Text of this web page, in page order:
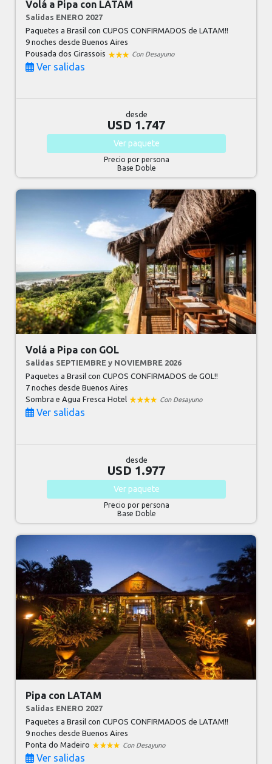
Volá a Pipa con LATAM
Salidas ENERO 2027
Paquetes a Brasil con CUPOS CONFIRMADOS de LATAM!!
9 nochesdesde Buenos Aires
Pousada dos Girassois
Con Desayuno
Ver salidas
desde
USD 1.747
Ver paquete
Precio por persona
Base Doble
Volá a Pipa con GOL
Salidas SEPTIEMBRE y NOVIEMBRE 2026
Paquetes a Brasil con CUPOS CONFIRMADOS de GOL!!
7 nochesdesde Buenos Aires
Sombra e Agua Fresca Hotel
Con Desayuno
Ver salidas
desde
USD 1.977
Ver paquete
Precio por persona
Base Doble
Pipa con LATAM
Salidas ENERO 2027
Paquetes a Brasil con CUPOS CONFIRMADOS de LATAM!!
9 nochesdesde Buenos Aires
Ponta do Madeiro
Con Desayuno
Ver salidas